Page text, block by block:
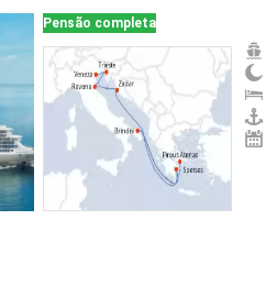
Pensão completa